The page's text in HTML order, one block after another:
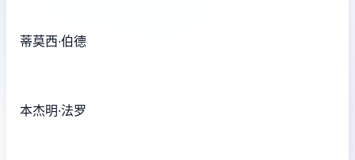
蒂莫西·伯德
本杰明·法罗